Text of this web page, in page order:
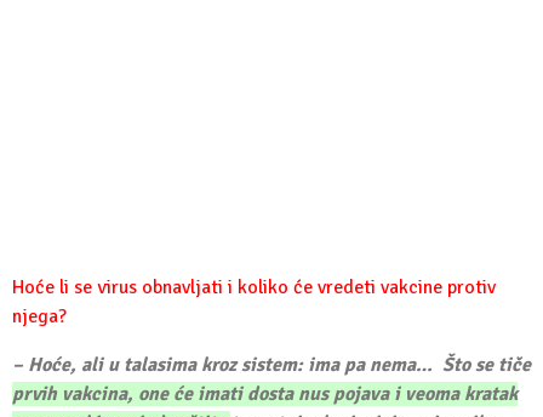
Hoće li se virus obnavljati i koliko će vredeti vakcine protiv
njega?
– Hoće, ali u talasima kroz sistem: ima pa nema… Što se tiče
prvih vakcina, one će imati dosta nus pojava i veoma kratak